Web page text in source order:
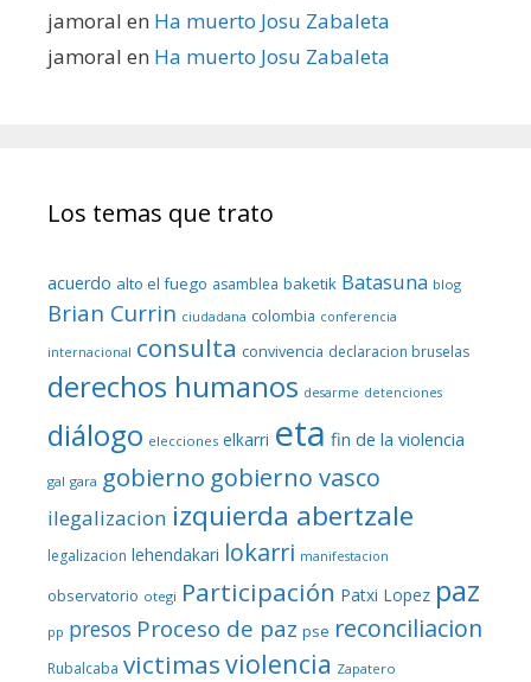
jamoral en Ha muerto Josu Zabaleta
jamoral en Ha muerto Josu Zabaleta
Los temas que trato
acuerdo alto el fuego asamblea baketik Batasuna blog
Brian Currin ciudadana colombia conferencia
internacional consulta convivencia declaracion bruselas
derechos humanos desarme detenciones
diálogo elecciones elkarri eta fin de la violencia
gal gara gobierno gobierno vasco
ilegalizacion izquierda abertzale
legalizacion lehendakari lokarri manifestacion
observatorio otegi Participación Patxi Lopez paz
pp presos Proceso de paz pse reconciliacion
Rubalcaba victimasviolencia Zapatero